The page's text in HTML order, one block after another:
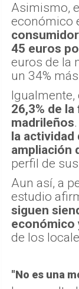
Asimismo,
económico
45 euros
euros de la
un 34%
Igualmente,
26,3% de
madrileños
la
ampliación
perfil de
Aun así, a
estudio
siguen
económico
de los
"No es una